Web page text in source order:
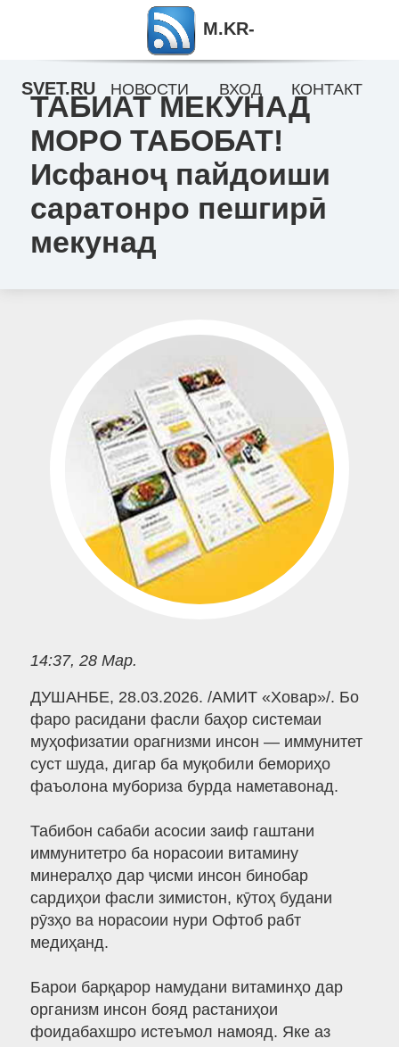
ТАБИАТ МЕКУНАД
МОРО ТАБОБАТ!
Исфаноҷ пайдоиши
саратонро пешгирӣ
мекунад
14:37, 28 Мар.
ДУШАНБЕ, 28.03.2026. /АМИТ «Ховар»/. Бо
фаро расидани фасли баҳор системаи
муҳофизатии орагнизми инсон — иммунитет
суст шуда, дигар ба муқобили бемориҳо
фаъолона мубориза бурда наметавонад.
Табибон сабаби асосии заиф гаштани
иммунитетро ба норасоии витамину
минералҳо дар ҷисми инсон бинобар
сардиҳои фасли зимистон, кӯтоҳ будани
рӯзҳо ва норасоии нури Офтоб рабт
медиҳанд.
Барои барқарор намудани витаминҳо дар
организм инсон бояд растаниҳои
фоидабахшро истеъмол намояд. Яке аз
M.KR-
SVET.RU НОВОСТИ ВХОД КОНТАКТ